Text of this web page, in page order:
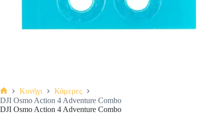
Αρχική
σελίδα
Κυνήγι
Κάμερες
DJI Osmo Action 4 Adventure Combo
DJI Osmo Action 4 Adventure Combo